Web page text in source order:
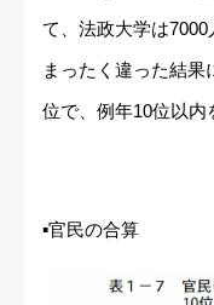
て、法政大学は
まったく違った結
位で、例年10位以内
▪官民の合算